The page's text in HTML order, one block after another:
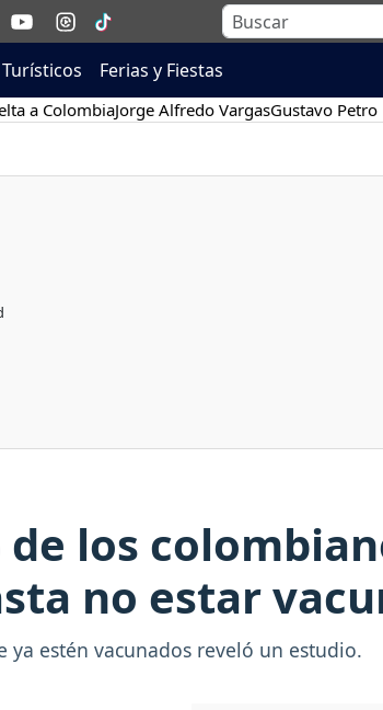
Ferias y Fiestas
a ColombiaJorge Alfredo VargasGustavo Petro
los
no estar
estén vacunados reveló un estudio.